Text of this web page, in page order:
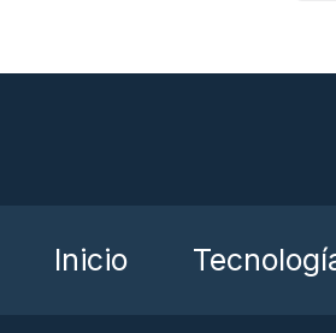
Inicio